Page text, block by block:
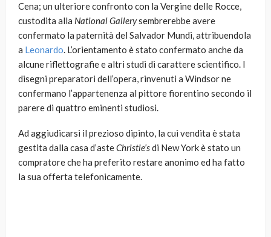
Cena; un ulteriore confronto con la Vergine delle Rocce,
custodita alla National Gallerysembrerebbe avere
confermato la paternità del Salvador Mundi, attribuendola
a Leonardo. L’orientamento è stato confermato anche da
alcune riflettografie e altri studi di carattere scientifico. I
disegni preparatori dell’opera, rinvenuti a Windsor ne
confermano l’appartenenza al pittore fiorentino secondo il
parere di quattro eminenti studiosi.
Ad aggiudicarsi il prezioso dipinto, la cui vendita è stata
gestita dalla casa d’asteChristie’sdi New York è stato un
compratore che ha preferito restare anonimo ed ha fatto
la sua offerta telefonicamente.